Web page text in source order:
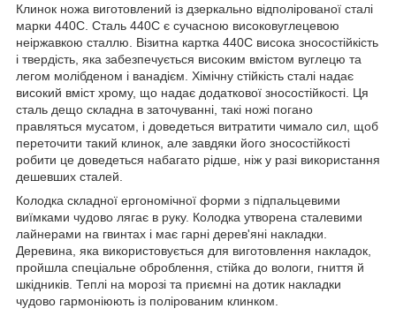
Клинок ножа виготовлений із дзеркально відполірованої сталі
марки 440C. Сталь 440C є сучасною високовуглецевою
неіржавкою сталлю. Візитна картка 440С висока зносостійкість
і твердість, яка забезпечується високим вмістом вуглецю та
легом молібденом і ванадієм. Хімічну стійкість сталі надає
високий вміст хрому, що надає додаткової зносостійкості. Ця
сталь дещо складна в заточуванні, такі ножі погано
правляться мусатом, і доведеться витратити чимало сил, щоб
переточити такий клинок, але завдяки його зносостійкості
робити це доведеться набагато рідше, ніж у разі використання
дешевших сталей.
Колодка складної ергономічної форми з підпальцевими
виїмками чудово лягає в руку. Колодка утворена сталевими
лайнерами на гвинтах і має гарні дерев'яні накладки.
Деревина, яка використовується для виготовлення накладок,
пройшла спеціальне оброблення, стійка до вологи, гниття й
шкідників. Теплі на морозі та приємні на дотик накладки
чудово гармоніюють із полірованим клинком.